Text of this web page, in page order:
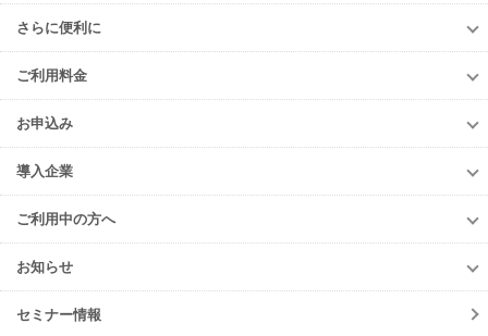
知る！産廃管理
初級編
中級編
上級編
さらに便利に
さらに便利に
TansoMiru産廃
多量排出行政報告支援サービス
再生資源利用促進支援サービス
er-contract
遠隔承認モデル
JWNETデータ取込機能
パッケージソフト
ご利用料金
ご利用料金
排出事業者様
収集運搬・
お申込み
お申込み
e-reverse.com
TansoMiru産廃
多量排出行政報告支援サービス
er-contract
再生資源利用促進支援サービス
導入企業
導入企業
収集運搬業者・
排出事業者一覧
導入事例一覧
ご利用中の方へ
ご利用中の方へ
各種お手続き
ご登録情報変更
お知らせ
お知らせ
ニュースリリース
セミナー情報